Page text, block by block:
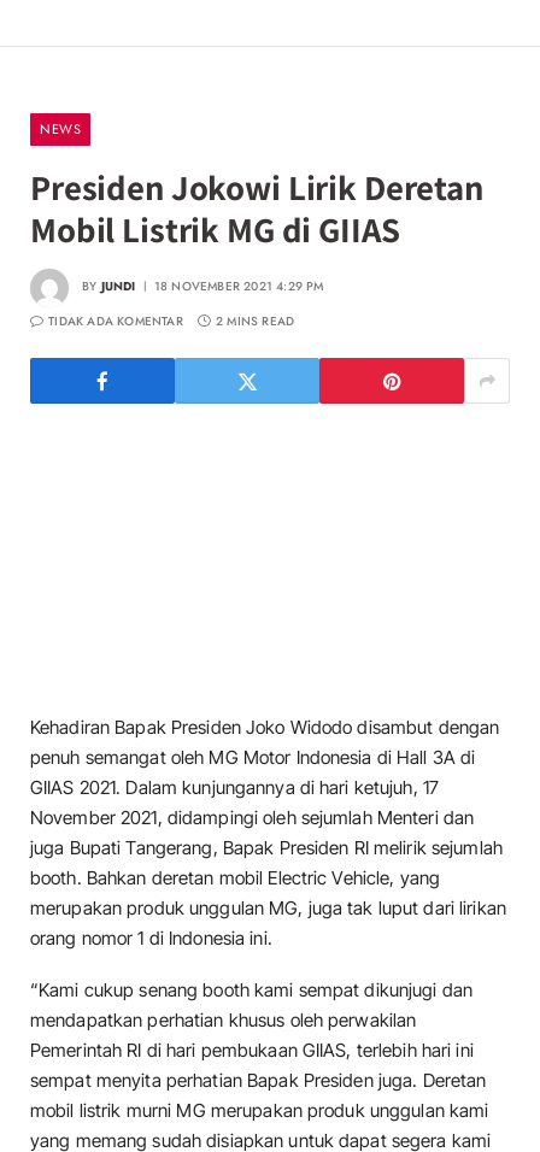
NEWS
Presiden Jokowi Lirik Deretan
Mobil Listrik MG di GIIAS
BY JUNDI
18 NOVEMBER 2021 4:29 PM
TIDAK ADA KOMENTAR
2 MINS READ
Kehadiran Bapak Presiden Joko Widodo disambut dengan
penuh semangat oleh MG Motor Indonesia di Hall 3A di
GIIAS 2021. Dalam kunjungannya di hari ketujuh, 17
November 2021, didampingi oleh sejumlah Menteri dan
juga Bupati Tangerang, Bapak Presiden RI melirik sejumlah
booth. Bahkan deretan mobil Electric Vehicle, yang
merupakan produk unggulan MG, juga tak luput dari lirikan
orang nomor 1 di Indonesia ini.
“Kami cukup senang booth kami sempat dikunjugi dan
mendapatkan perhatian khusus oleh perwakilan
Pemerintah RI di hari pembukaan GIIAS, terlebih hari ini
sempat menyita perhatian Bapak Presiden juga. Deretan
mobil listrik murni MG merupakan produk unggulan kami
yang memang sudah disiapkan untuk dapat segera kami